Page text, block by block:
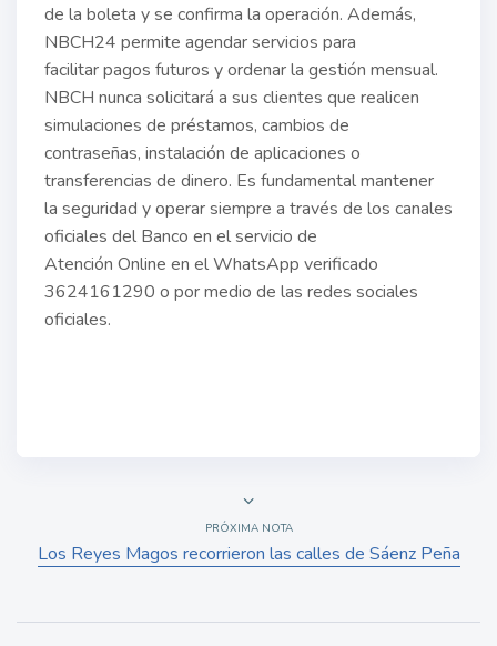
de la boleta y se confirma la operación. Además,
NBCH24 permite agendar servicios para
facilitar pagos futuros y ordenar la gestión mensual.
NBCH nunca solicitará a sus clientes que realicen
simulaciones de préstamos, cambios de
contraseñas, instalación de aplicaciones o
transferencias de dinero. Es fundamental mantener
la seguridad y operar siempre a través de los canales
oficiales del Banco en el servicio de
Atención Online en el WhatsApp verificado
3624161290 o por medio de las redes sociales
oficiales.
PRÓXIMA NOTA
Los Reyes Magos recorrieron las calles de Sáenz Peña